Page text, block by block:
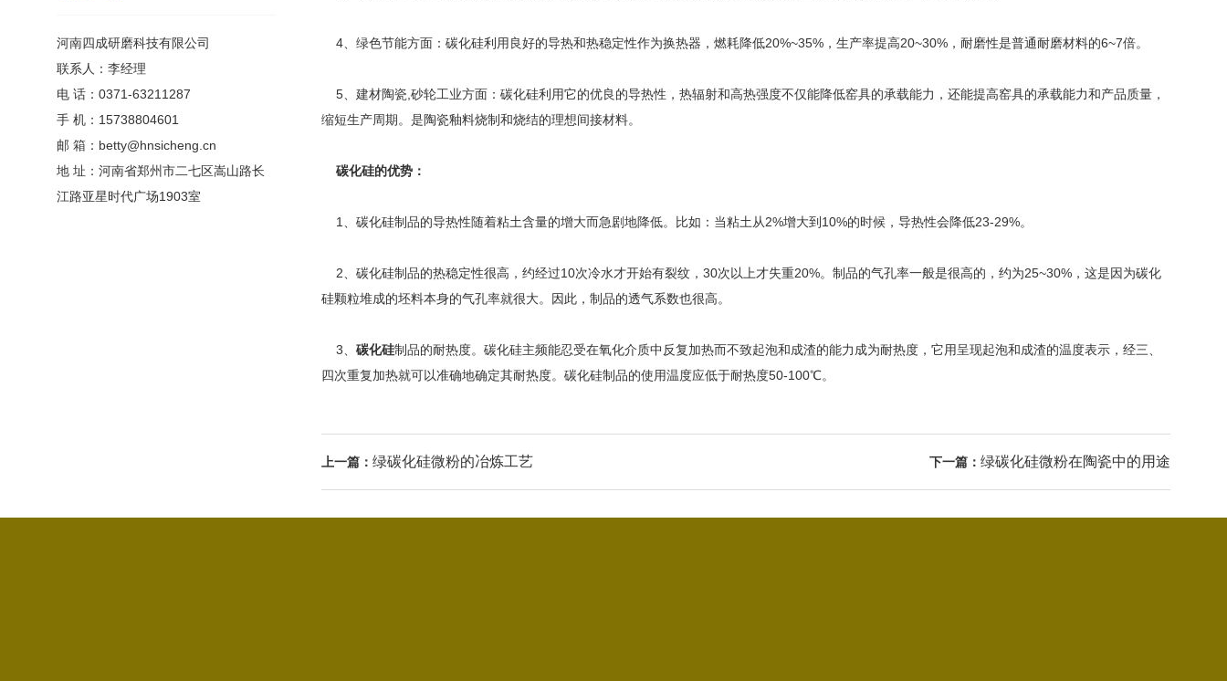
河南四成研磨科技有限公司
联系人：李经理
电 话：0371-63211287
手 机：15738804601
邮 箱：betty@hnsicheng.cn
地 址：河南省郑州市二七区嵩山路长
江路亚星时代广场1903室
4、绿色节能方面：碳化硅利用良好的导热和热稳定性作为换热器，燃耗降低20%~35%，生产率提高20~30%，耐磨性是普通耐磨材料的6~7倍。
5、建材陶瓷,砂轮工业方面：碳化硅利用它的优良的导热性，热辐射和高热强度不仅能降低窑具的承载能力，还能提高窑具的承载能力和产品质量，
缩短生产周期。是陶瓷釉料烧制和烧结的理想间接材料。
碳化硅的优势：
1、碳化硅制品的导热性随着粘土含量的增大而急剧地降低。比如：当粘土从2%增大到10%的时候，导热性会降低23-29%。
2、碳化硅制品的热稳定性很高，约经过10次冷水才开始有裂纹，30次以上才失重20%。制品的气孔率一般是很高的，约为25~30%，这是因为碳化
硅颗粒堆成的坯料本身的气孔率就很大。因此，制品的透气系数也很高。
3、 碳化硅制品的耐热度。碳化硅主频能忍受在氧化介质中反复加热而不致起泡和成渣的能力成为耐热度，它用呈现起泡和成渣的温度表示，经三、
四次重复加热就可以准确地确定其耐热度。碳化硅制品的使用温度应低于耐热度50-100℃。
上一篇： 绿碳化硅微粉的冶炼工艺 下一篇： 绿碳化硅微粉在陶瓷中的用途